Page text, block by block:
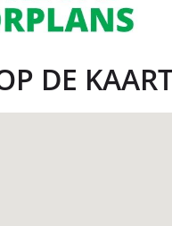
DE